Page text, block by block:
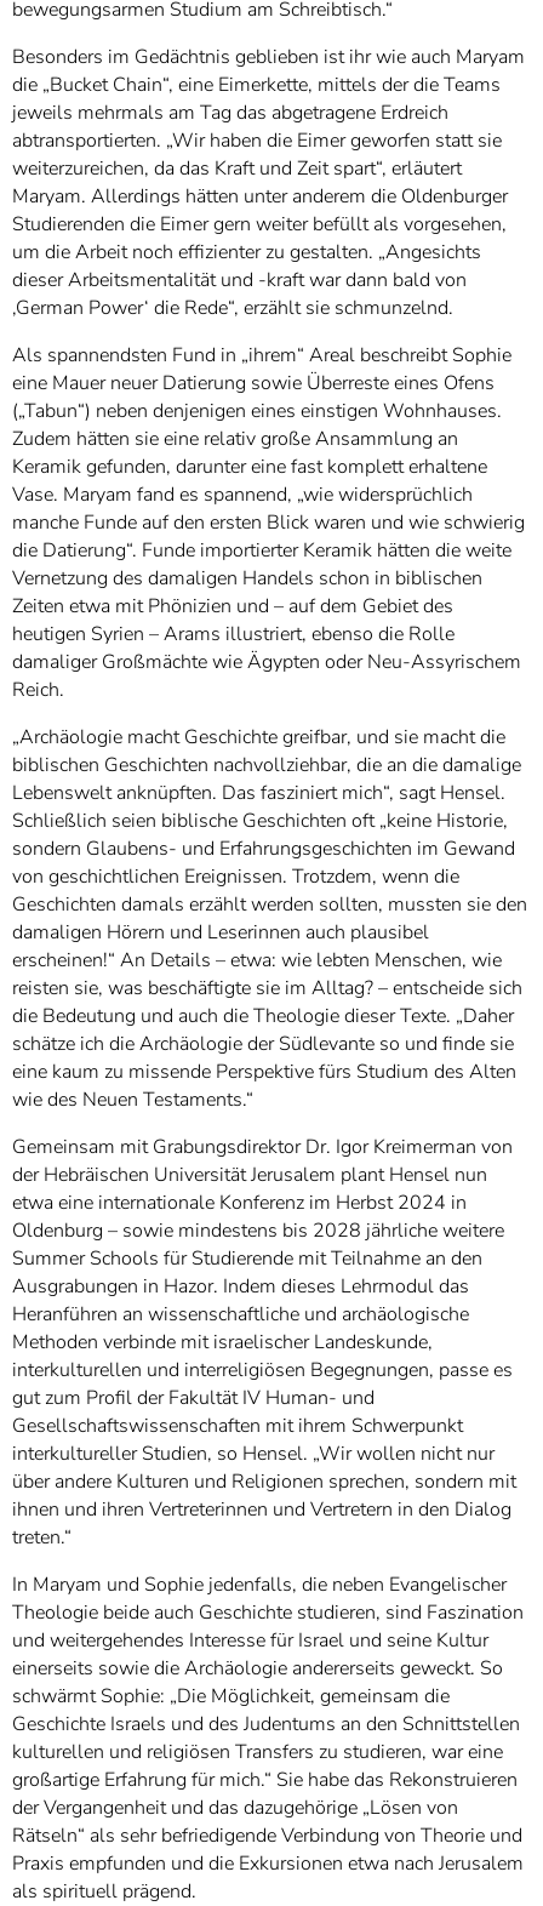
bewegungsarmen Studium am Schreibtisch.“
Besonders im Gedächtnis geblieben ist ihr wie auch Maryam
die „Bucket Chain“, eine Eimerkette, mittels der die Teams
jeweils mehrmals am Tag das abgetragene Erdreich
abtransportierten. „Wir haben die Eimer geworfen statt sie
weiterzureichen, da das Kraft und Zeit spart“, erläutert
Maryam. Allerdings hätten unter anderem die Oldenburger
Studierenden die Eimer gern weiter befüllt als vorgesehen,
um die Arbeit noch effizienter zu gestalten. „Angesichts
dieser Arbeitsmentalität und -kraft war dann bald von
‚German Power‘ die Rede“, erzählt sie schmunzelnd.
Als spannendsten Fund in „ihrem“ Areal beschreibt Sophie
eine Mauer neuer Datierung sowie Überreste eines Ofens
(„Tabun“) neben denjenigen eines einstigen Wohnhauses.
Zudem hätten sie eine relativ große Ansammlung an
Keramik gefunden, darunter eine fast komplett erhaltene
Vase. Maryam fand es spannend, „wie widersprüchlich
manche Funde auf den ersten Blick waren und wie schwierig
die Datierung“. Funde importierter Keramik hätten die weite
Vernetzung des damaligen Handels schon in biblischen
Zeiten etwa mit Phönizien und – auf dem Gebiet des
heutigen Syrien – Arams illustriert, ebenso die Rolle
damaliger Großmächte wie Ägypten oder Neu-Assyrischem
Reich.
„Archäologie macht Geschichte greifbar, und sie macht die
biblischen Geschichten nachvollziehbar, die an die damalige
Lebenswelt anknüpften. Das fasziniert mich“, sagt Hensel.
Schließlich seien biblische Geschichten oft „keine Historie,
sondern Glaubens- und Erfahrungsgeschichten im Gewand
von geschichtlichen Ereignissen. Trotzdem, wenn die
Geschichten damals erzählt werden sollten, mussten sie den
damaligen Hörern und Leserinnen auch plausibel
erscheinen!“ An Details – etwa: wie lebten Menschen, wie
reisten sie, was beschäftigte sie im Alltag? – entscheide sich
die Bedeutung und auch die Theologie dieser Texte. „Daher
schätze ich die Archäologie der Südlevante so und finde sie
eine kaum zu missende Perspektive fürs Studium des Alten
wie des Neuen Testaments.“
Gemeinsam mit Grabungsdirektor Dr. Igor Kreimerman von
der Hebräischen Universität Jerusalem plant Hensel nun
etwa eine internationale Konferenz im Herbst 2024 in
Oldenburg – sowie mindestens bis 2028 jährliche weitere
Summer Schools für Studierende mit Teilnahme an den
Ausgrabungen in Hazor. Indem dieses Lehrmodul das
Heranführen an wissenschaftliche und archäologische
Methoden verbinde mit israelischer Landeskunde,
interkulturellen und interreligiösen Begegnungen, passe es
gut zum Profil der Fakultät IV Human- und
Gesellschaftswissenschaften mit ihrem Schwerpunkt
interkultureller Studien, so Hensel. „Wir wollen nicht nur
über andere Kulturen und Religionen sprechen, sondern mit
ihnen und ihren Vertreterinnen und Vertretern in den Dialog
treten.“
In Maryam und Sophie jedenfalls, die neben Evangelischer
Theologie beide auch Geschichte studieren, sind Faszination
und weitergehendes Interesse für Israel und seine Kultur
einerseits sowie die Archäologie andererseits geweckt. So
schwärmt Sophie: „Die Möglichkeit, gemeinsam die
Geschichte Israels und des Judentums an den Schnittstellen
kulturellen und religiösen Transfers zu studieren, war eine
großartige Erfahrung für mich.“ Sie habe das Rekonstruieren
der Vergangenheit und das dazugehörige „Lösen von
Rätseln“ als sehr befriedigende Verbindung von Theorie und
Praxis empfunden und die Exkursionen etwa nach Jerusalem
als spirituell prägend.